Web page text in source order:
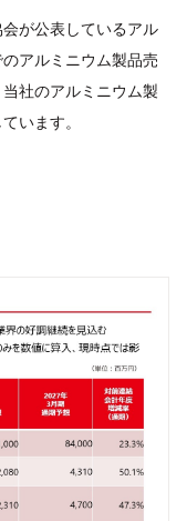
が公表しているアル
アルミニウム製品売
社のアルミニウム製
います。